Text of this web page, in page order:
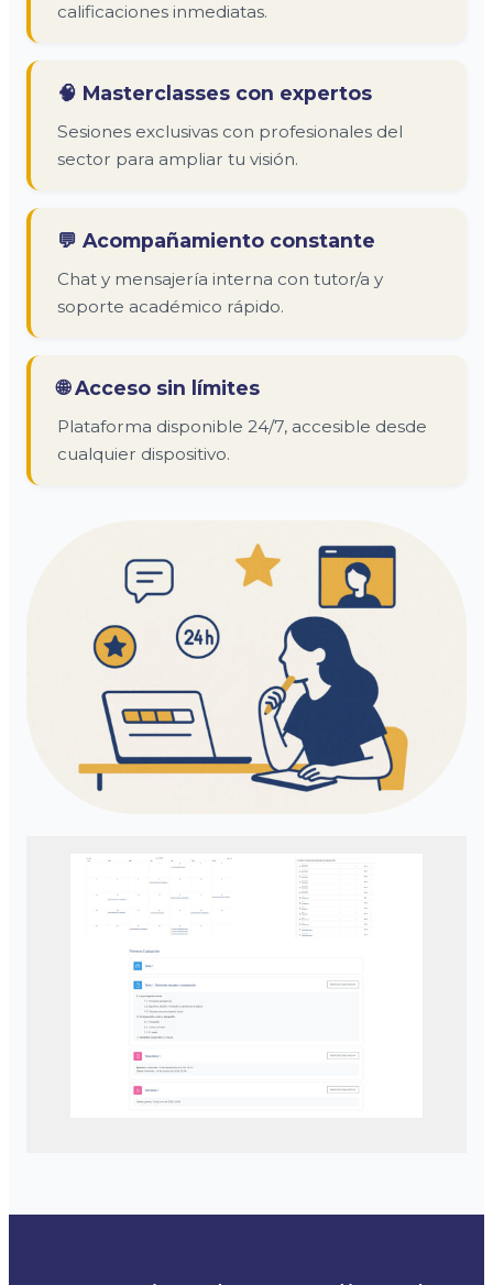
calificaciones inmediatas.
🧠 Masterclasses con expertos
Sesiones exclusivas con profesionales del
sector para ampliar tu visión.
💬 Acompañamiento constante
Chat y mensajería interna con tutor/a y
soporte académico rápido.
🌐 Acceso sin límites
Plataforma disponible 24/7, accesible desde
cualquier dispositivo.